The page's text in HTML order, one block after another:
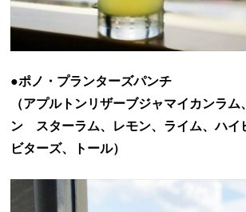
●ポノ・プランターズパンチ
（アプルトンリザーブジャマイカンラム
ン スターラム、レモン、ライム、ハイ
ビターズ、トール）